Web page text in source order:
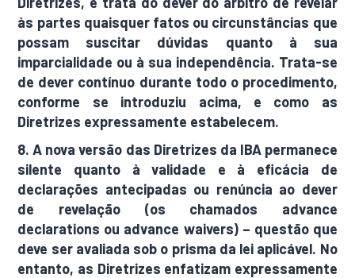
às partes quaisquer fatos ou circunstâncias que
possam suscitar dúvidas quanto à sua
imparcialidade ou à sua independência. Trata-se
de dever contínuo durante todo o procedimento,
conforme se introduziu acima, e como as
Diretrizes expressamente estabelecem.
8. A nova versão das Diretrizes da IBA permanece
silente quanto à validade e à eficácia de
declarações antecipadas ou renúncia ao dever
de revelação (os chamados advance
declarations ou advance waivers) – questão que
deve ser avaliada sob o prisma da lei aplicável. No
entanto, as Diretrizes enfatizam expressamente